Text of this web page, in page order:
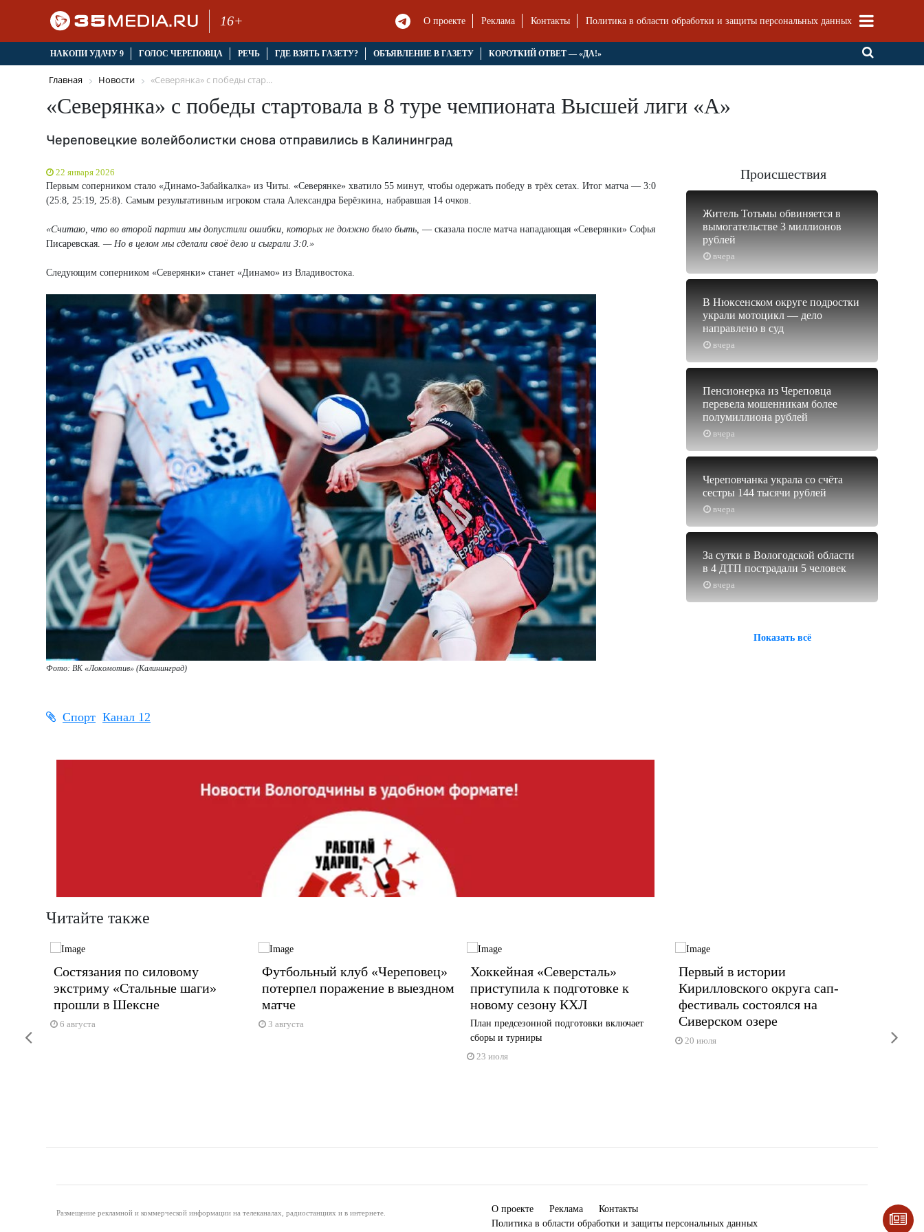
16+ О проекте Реклама Контакты Политика в области обработки и защиты персональных данных
НАКОПИ УДАЧУ 9 ГОЛОС ЧЕРЕПОВЦА РЕЧЬ ГДЕ ВЗЯТЬ ГАЗЕТУ? ОБЪЯВЛЕНИЕ В ГАЗЕТУ КОРОТКИЙ ОТВЕТ — «ДА!»
Главная Новости «Северянка» с победы стар...
«Северянка» с победы стартовала в 8 туре чемпионата Высшей лиги «А»
Череповецкие волейболистки снова отправились в Калининград
22 января 2026
Первым соперником стало «Динамо-Забайкалка» из Читы. «Северянке» хватило 55 минут, чтобы одержать победу в трёх сетах. Итог матча — 3:0
(25:8, 25:19, 25:8). Самым результативным игроком стала Александра Берёзкина, набравшая 14 очков.
«Считаю, что во второй партии мы допустили ошибки, которых не должно было быть, — сказала после матча нападающая «Северянки» Софья
Писаревская. — Но в целом мы сделали своё дело и сыграли 3:0.»
Следующим соперником «Северянки» станет «Динамо» из Владивостока.
Фото: ВК «Локомотив» (Калининград)
Спорт Канал 12
Происшествия
вчера
Житель Тотьмы обвиняется в
вымогательстве 3 миллионов
рублей
вчера
В Нюксенском округе подростки
украли мотоцикл — дело
направлено в суд
вчера
Пенсионерка из Череповца
перевела мошенникам более
полумиллиона рублей
вчера
Череповчанка украла со счёта
сестры 144 тысячи рублей
вчера
За сутки в Вологодской области
в 4 ДТП пострадали 5 человек
Показать всё
Читайте также
Состязания по силовому
экстриму «Стальные шаги»
прошли в Шексне
6 августа
Футбольный клуб «Череповец»
потерпел поражение в выездном
матче
3 августа
Хоккейная «Северсталь»
приступила к подготовке к
новому сезону КХЛ
План предсезонной подготовки включает
сборы и турниры
23 июля
Первый в истории
Кирилловского округа сап-
фестиваль состоялся на
Сиверском озере
20 июля
8 июля
Размещение рекламной и коммерческой информации на телеканалах, радиостанциях и в интернете. О проекте Реклама
Контакты
Политика в области обработки и защиты персональных данных